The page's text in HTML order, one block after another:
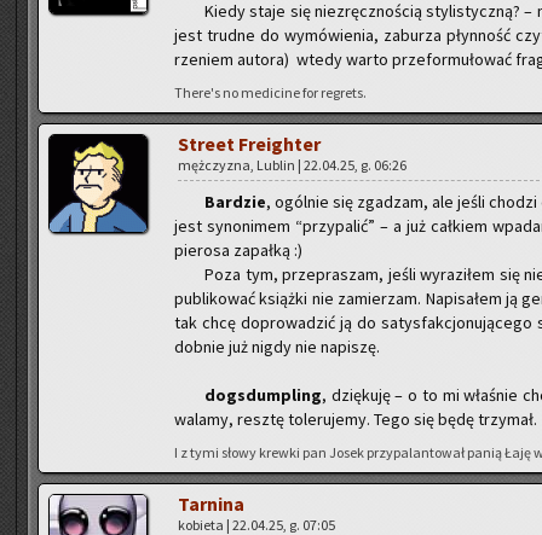
Kiedy staje się nie­zręcz­no­ścią sty­li­stycz­ną?
jest trud­ne do wy­mó­wie­nia, za­bu­rza płyn­ność
rze­niem au­to­ra) wtedy warto prze­for­mu­ło­wać
There's no me­di­ci­ne for re­grets.
Stre­et Fre­igh­ter
męż­czy­zna, Lu­blin | 22.04.25, g. 06:26
Bar­dzie, ogól­nie się zga­dzam, ale jeśli
jest sy­no­ni­mem “przy­pa­lić” – a już cał­kiem
pie­ro­sa za­pał­ką :)
Poza tym, prze­pra­szam, jeśli wy­ra­zi­łem się
pu­bli­ko­wać książ­ki nie za­mie­rzam. Na­pi­sa­łem ją
tak chcę do­pro­wa­dzić ją do
dob­nie już nigdy nie na­pi­szę.
do­gs­dum­pling, dzię­ku­ję – o to mi wła­śnie
wa­la­my, resz­tę to­le­ru­je­my. Tego się będę trzy­mał.
I z tymi słowy krew­ki pan Josek przy­pa­lan­to­wał panią Łaję
Tar­ni­na
ko­bie­ta | 22.04.25, g. 07:05